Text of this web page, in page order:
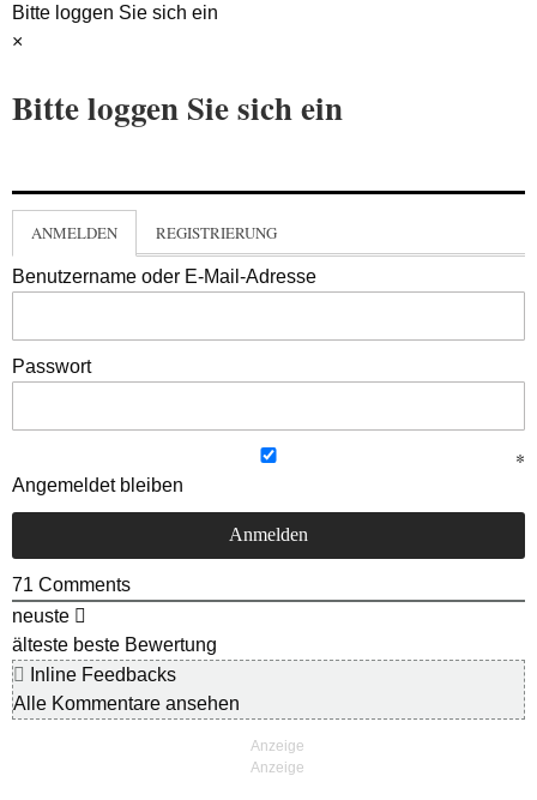
Bitte loggen Sie sich ein
×
Bitte loggen Sie sich ein
ANMELDEN REGISTRIERUNG
Benutzername oder E-Mail-Adresse
Passwort
Angemeldet bleiben
71 Comments
neuste
älteste beste Bewertung
Inline Feedbacks
Alle Kommentare ansehen